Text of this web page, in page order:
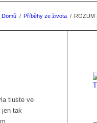
Domů / Příběhy ze života / ROZUM
tluste ve
jen tak